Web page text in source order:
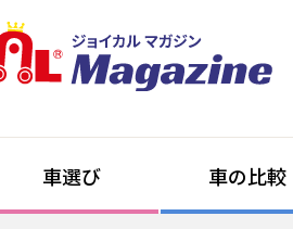
車選び 車の比較